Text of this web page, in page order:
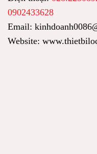
0902433628
Email:
Website: